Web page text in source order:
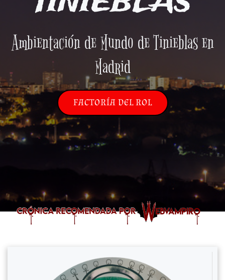
Ambientación de Mundo de Tinieblas en
Madrid
FACTORÍA DEL ROL